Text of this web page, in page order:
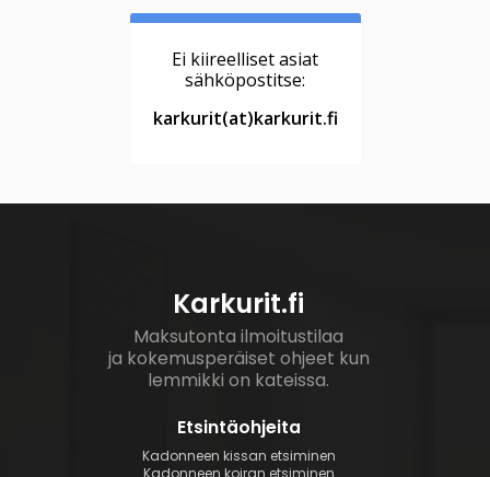
Ei kiireelliset asiat
sähköpostitse:
karkurit(at)karkurit.fi
Karkurit.fi
Maksutonta ilmoitustilaa
ja kokemusperäiset ohjeet kun
lemmikki on kateissa.
Etsintäohjeita
Kadonneen kissan etsiminen